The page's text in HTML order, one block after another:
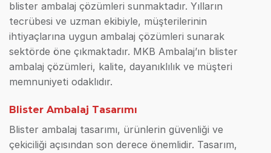
blister ambalaj çözümleri sunmaktadır. Yılların
tecrübesi ve uzman ekibiyle, müşterilerinin
ihtiyaçlarına uygun ambalaj çözümleri sunarak
sektörde öne çıkmaktadır. MKB Ambalaj’ın blister
ambalaj çözümleri, kalite, dayanıklılık ve müşteri
memnuniyeti odaklıdır.
Blister Ambalaj Tasarımı
Blister ambalaj tasarımı, ürünlerin güvenliği ve
çekiciliği açısından son derece önemlidir. Tasarım,